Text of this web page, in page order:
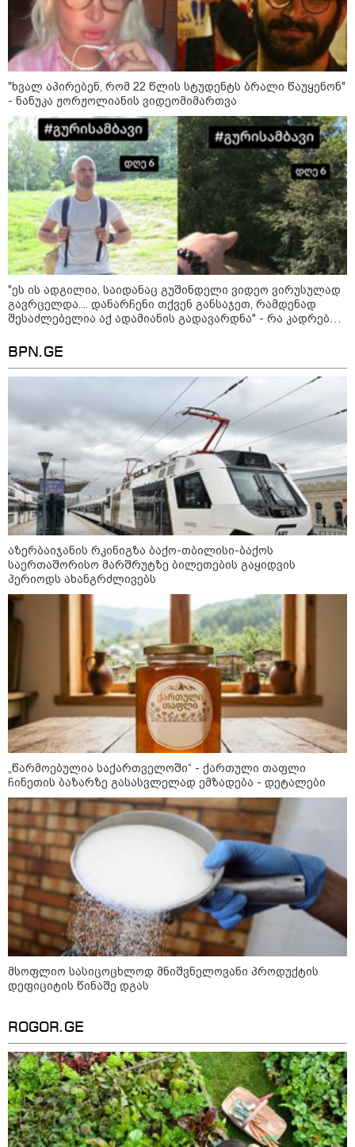
09:55 / 05-08-2026
მორიგი თავდასხმა Wildberries-
ის საწყობზე - დრონებით
თავდასხმის შემდეგ, ტულას
ოლქში მდებარე საწყობში
ხანძარია
09:12 / 05-08-2026
14 გარდაცვლილი, 22
დაშავებული, მასშტაბური
ხანძარი - რუსეთმა კიევზე
იერიში ბალისტიკური
რაკეტებით მიიტანა
14:13 / 04-08-2026
მორიგი თავდასხმა რუსეთში,
ნავთობგადამამუშავებელ
ქარხანაზე - რა დეტალებია
ცნობილი
კატეგორიის ყველა სიახლე
კატეგორიები
8
აგვისტო
დღის ზოგადი
ასტროლოგიური
პროგნოზი
8 აგვისტო ახალ შთაგონებასა და ემოციურ სიახლოვეს
მოიტანს. გაიზრდება ინტერესი შემოქმედებითი საქმიანობისა
და კულტურული ღონისძიებების მიმართ. საღამო
განსაკუთრებით ხელსაყრელია საყვარელ ადამიანებთან
დროის გასატარებლად და თბილი, გულახდილი
საუბრებისთვის.
უნდა მოასწროთ შემოდგომის
დადგომამდე
ფული ამ ზოდიაქოს ნიშნების
ხელში აღმოჩნდება: ვინ
"ხვალ აპირებენ, რომ 22 წლის სტუდენტს ბრალი წაუყენონ"
- ნანუკა ჟორჟოლიანის ვიდეომიმართვა
"ეს ის ადგილია, საიდანაც გუშინდელი ვიდეო ვირუსულად
გავრცელდა.... დანარჩენი თქვენ განსაჯეთ, რამდენად
შესაძლებელია აქ ადამიანის გადავარდნა" - რა კადრებს
გურამ დადიანიძე გაუჩინარდა?
BPN.GE
აზერბაიჯანის რკინიგზა ბაქო-თბილისი-ბაქოს
საერთაშორისო მარშრუტზე ბილეთების გაყიდვის
პერიოდს ახანგრძლივებს
„წარმოებულია საქართველოში“ - ქართული თაფლი
ჩინეთის ბაზარზე გასასვლელად ემზადება - დეტალები
მსოფლიო სასიცოცხლოდ მნიშვნელოვანი პროდუქტის
დეფიციტის წინაშე დგას
ROGOR.GE